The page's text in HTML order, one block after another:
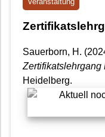
Sauerborn, H.
Zertifikatslehrgang
Heidelberg.